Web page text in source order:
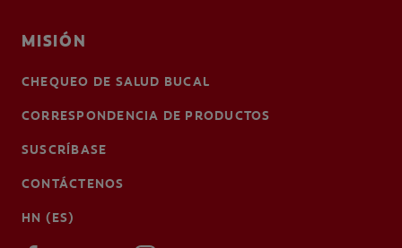
MISIÓN
CHEQUEO DE SALUD BUCAL
CORRESPONDENCIA DE PRODUCTOS
SUSCRÍBASE
CONTÁCTENOS
HN (ES)